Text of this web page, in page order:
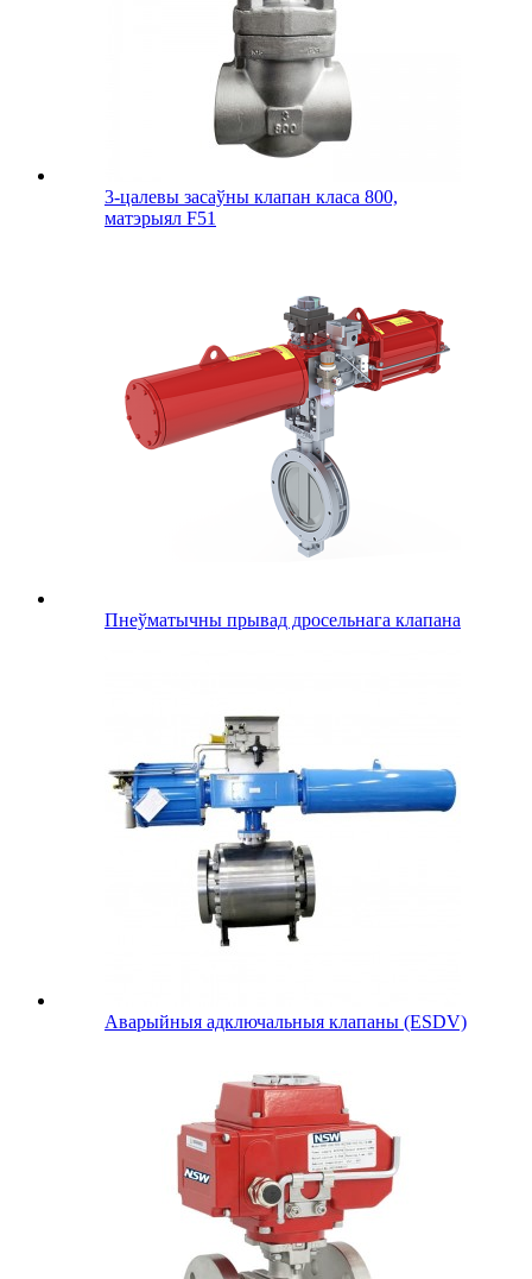
3-цалевы засаўны клапан класа 800,
матэрыял F51
Пнеўматычны прывад дросельнага клапана
Аварыйныя адключальныя клапаны (ESDV)